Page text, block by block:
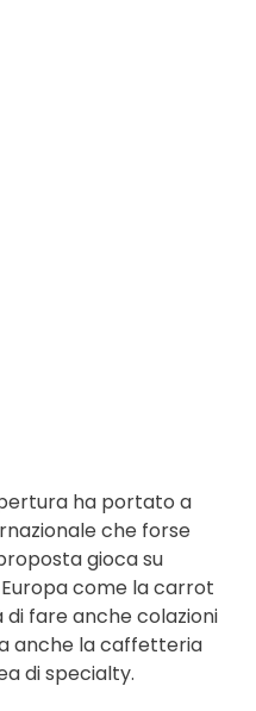
ha portato a
che forse
gioca su
come la carrot
di fare anche colazioni
anche la caffetteria
di specialty.